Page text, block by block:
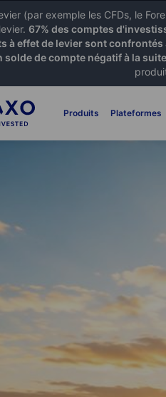
(par exemple les CFDs, le
67% des comptes
à effet de levier sont
solde de compte négatif à la
Produits Plateformes